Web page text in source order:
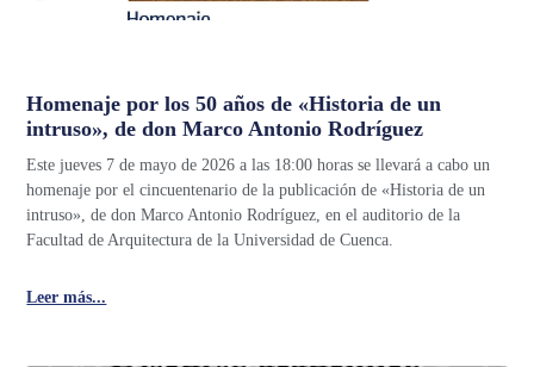
Homenaje por los 50 años de «Historia de un
intruso», de don Marco Antonio Rodríguez
Este jueves 7 de mayo de 2026 a las 18:00 horas se llevará a cabo un
homenaje por el cincuentenario de la publicación de «Historia de un
intruso», de don Marco Antonio Rodríguez, en el auditorio de la
Facultad de Arquitectura de la Universidad de Cuenca.
Leer más...